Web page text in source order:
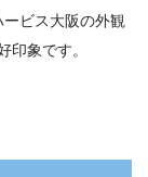
ビス大阪の外観
印象です。